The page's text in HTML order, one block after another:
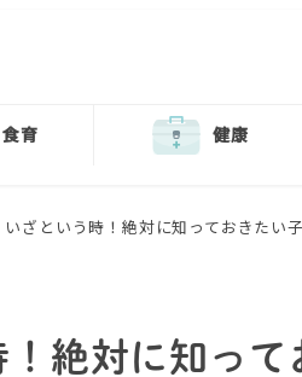
育 健康
いざという時！絶対に知っておきたい
！絶対に知っ